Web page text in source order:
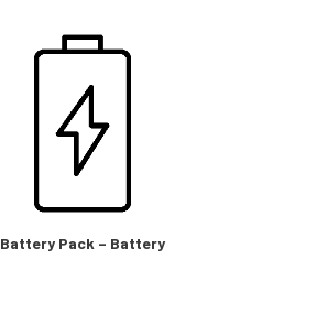
Battery Pack – Battery